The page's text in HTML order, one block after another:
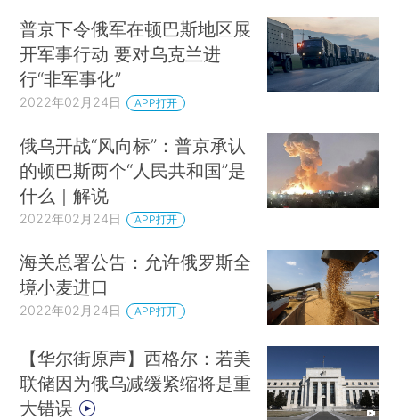
普京下令俄军在顿巴斯地区展
开军事行动 要对乌克兰进
行“非军事化”
2022年02月24日 APP打开
俄乌开战“风向标”：普京承认
的顿巴斯两个“人民共和国”是
什么｜解说
2022年02月24日 APP打开
海关总署公告：允许俄罗斯全
境小麦进口
2022年02月24日 APP打开
【华尔街原声】西格尔：若美
联储因为俄乌减缓紧缩将是重
大错误